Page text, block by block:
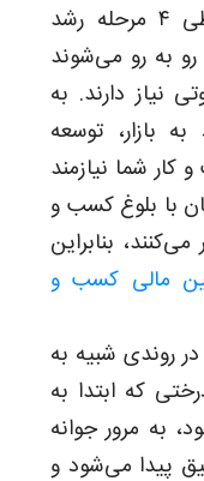
شرکت‌های نوپا و استارتاپ‌ها طی ۴ مرحله رشد
به رو می‌شوند
نیاز دارند. به‌
بازار، توسعه
شما نیازمند
با بلوغ کسب و
بنابراین
مالی کسب و
روندی شبیه به
که ابتدا به
به مرور جوانه
پیدا می‌شود و